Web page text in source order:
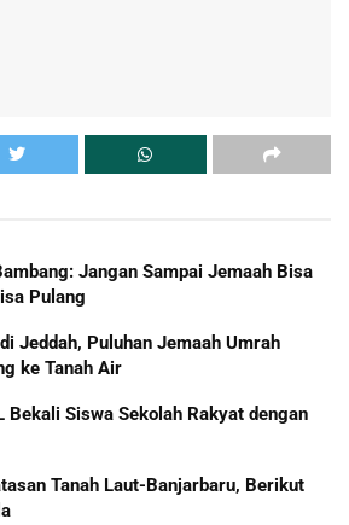
Jangan Sampai Jemaah Bisa
Pulang
Jeddah, Puluhan Jemaah Umrah
ke Tanah Air
Bekali Siswa Sekolah Rakyat dengan
Tanah Laut-Banjarbaru, Berikut